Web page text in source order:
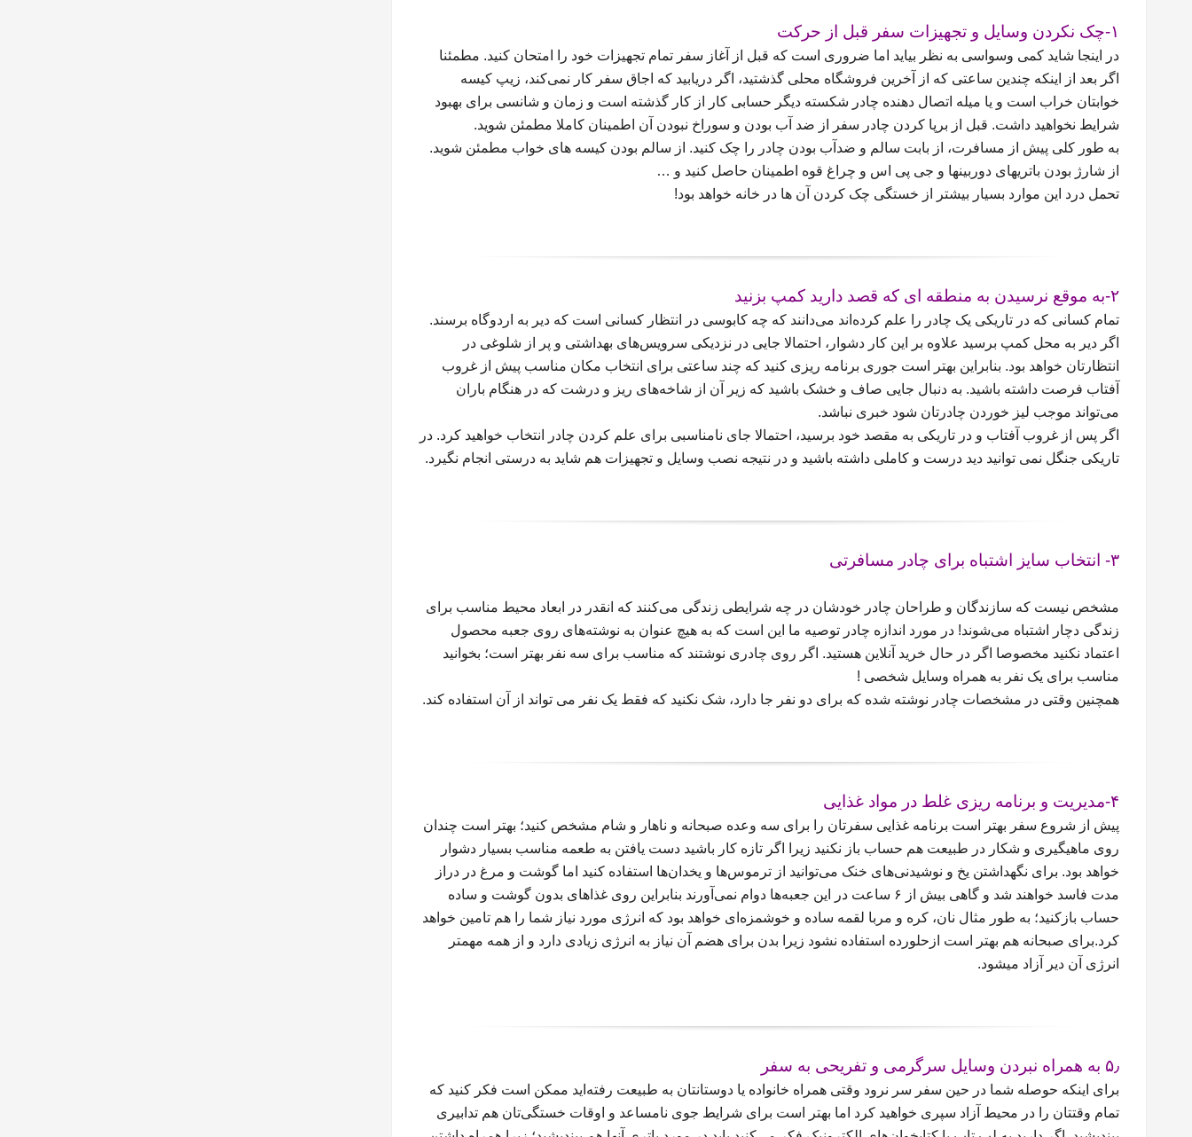
۱-چک نکردن وسایل و تجهیزات سفر قبل از حرکت
در اینجا شاید کمی وسواسی به نظر بیاید اما ضروری است که قبل از آغاز سفر تمام تجهیزات خود را امتحان کنید. مطمئنا
اگر بعد از اینکه چندین ساعتی که از آخرین فروشگاه محلی گذشتید، اگر دریابید که اجاق سفر کار نمی‌کند، زیپ کیسه
خوابتان خراب است و یا میله اتصال دهنده چادر شکسته دیگر حسابی کار از کار گذشته است و زمان و شانسی برای بهبود
شرایط نخواهید داشت. قبل از برپا کردن چادر سفر از ضد آب بودن و سوراخ نبودن آن اطمینان کاملا مطمئن شوید.
به طور کلی پیش از مسافرت، از بابت سالم و ضدآب بودن چادر را چک کنید. از سالم بودن کیسه های خواب مطمئن شوید.
از شارژ بودن باتریهای دوربینها و جی پی اس و چراغ قوه اطمینان حاصل کنید و …
تحمل درد این موارد بسیار بیشتر از خستگی چک کردن آن ها در خانه خواهد بود!
۲-به موقع نرسیدن به منطقه ای که قصد دارید کمپ بزنید
تمام کسانی که در تاریکی یک چادر را علم کرده‌اند می‌دانند که چه کابوسی در انتظار کسانی است که دیر به اردوگاه برسند.
اگر دیر به محل کمپ برسید علاوه بر این کار دشوار، احتمالا جایی در نزدیکی سرویس‌های بهداشتی و پر از شلوغی در
انتظارتان خواهد بود. بنابراین بهتر است جوری برنامه ریزی کنید که چند ساعتی برای انتخاب مکان مناسب پیش از غروب
آفتاب فرصت داشته باشید. به دنبال جایی صاف و خشک باشید که زیر آن از شاخه‌های ریز و درشت که در هنگام باران
می‌تواند موجب لیز خوردن چادرتان شود خبری نباشد.
اگر پس از غروب آفتاب و در تاریکی به مقصد خود برسید، احتمالا جای نامناسبی برای علم کردن چادر انتخاب خواهید کرد. در
تاریکی جنگل نمی توانید دید درست و کاملی داشته باشید و در نتیجه نصب وسایل و تجهیزات هم شاید به درستی انجام نگیرد.
۳- انتخاب سایز اشتباه برای چادر مسافرتی
مشخص نیست که سازندگان و طراحان چادر خودشان در چه شرایطی زندگی می‌کنند که انقدر در ابعاد محیط مناسب برای
زندگی دچار اشتباه می‌شوند! در مورد اندازه چادر توصیه ما این است که به هیچ عنوان به نوشته‌های روی جعبه محصول
اعتماد نکنید مخصوصا اگر در حال خرید آنلاین هستید. اگر روی چادری نوشتند که مناسب برای سه نفر بهتر است؛ بخوانید
مناسب برای یک نفر به همراه وسایل شخصی !
همچنین وقتی در مشخصات چادر نوشته شده که برای دو نفر جا دارد، شک نکنید که فقط یک نفر می تواند از آن استفاده کند.
۴-مدیریت و برنامه ریزی غلط در مواد غذایی
پیش از شروع سفر بهتر است برنامه‌ غذایی سفرتان را برای سه وعده صبحانه و ناهار و شام مشخص کنید؛ بهتر است چندان
روی ماهیگیری و شکار در طبیعت هم حساب باز نکنید زیرا اگر تازه کار باشید دست یافتن به طعمه مناسب بسیار دشوار
خواهد بود. برای نگهداشتن یخ و نوشیدنی‌های خنک می‌توانید از ترموس‌ها و یخدان‌ها استفاده کنید اما گوشت و مرغ در دراز
مدت فاسد خواهند شد و گاهی بیش از ۶ ساعت در این جعبه‌ها دوام نمی‌آورند بنابراین روی غذاهای بدون گوشت و ساده
حساب بازکنید؛ به طور مثال نان، کره و مربا لقمه ساده و خوشمزه‌ای خواهد بود که انرژی مورد نیاز شما را هم تامین خواهد
کرد.برای صبحانه هم بهتر است ازحلورده استفاده نشود زیرا بدن برای هضم آن نیاز به انرژی زیادی دارد و از همه مهمتر
انرژی آن دیر آزاد میشود.
۵٫ به همراه نبردن وسایل سرگرمی و تفریحی به سفر
برای اینکه حوصله شما در حین سفر سر نرود وقتی همراه خانواده یا دوستانتان به طبیعت رفته‌اید ممکن است فکر کنید که
تمام وقتتان را در محیط آزاد سپری خواهید کرد اما بهتر است برای شرایط جوی نامساعد و اوقات خستگی‌تان هم تدابیری